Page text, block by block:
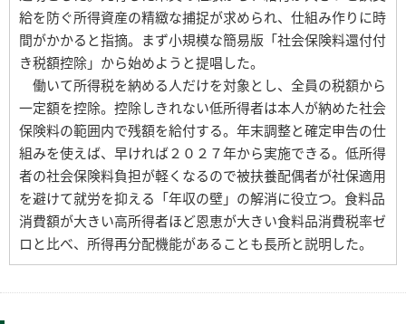
給を防ぐ所得資産の精緻な捕捉が求められ、仕組み作りに時
間がかかると指摘。まず小規模な簡易版「社会保険料還付付
き税額控除」から始めようと提唱した。
働いて所得税を納める人だけを対象とし、全員の税額から
一定額を控除。控除しきれない低所得者は本人が納めた社会
保険料の範囲内で残額を給付する。年末調整と確定申告の仕
組みを使えば、早ければ２０２７年から実施できる。低所得
者の社会保険料負担が軽くなるので被扶養配偶者が社保適用
を避けて就労を抑える「年収の壁」の解消に役立つ。食料品
消費額が大きい高所得者ほど恩恵が大きい食料品消費税率ゼ
ロと比べ、所得再分配機能があることも長所と説明した。